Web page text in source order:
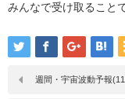
みんなで受け取ること
週間・宇宙波動予報